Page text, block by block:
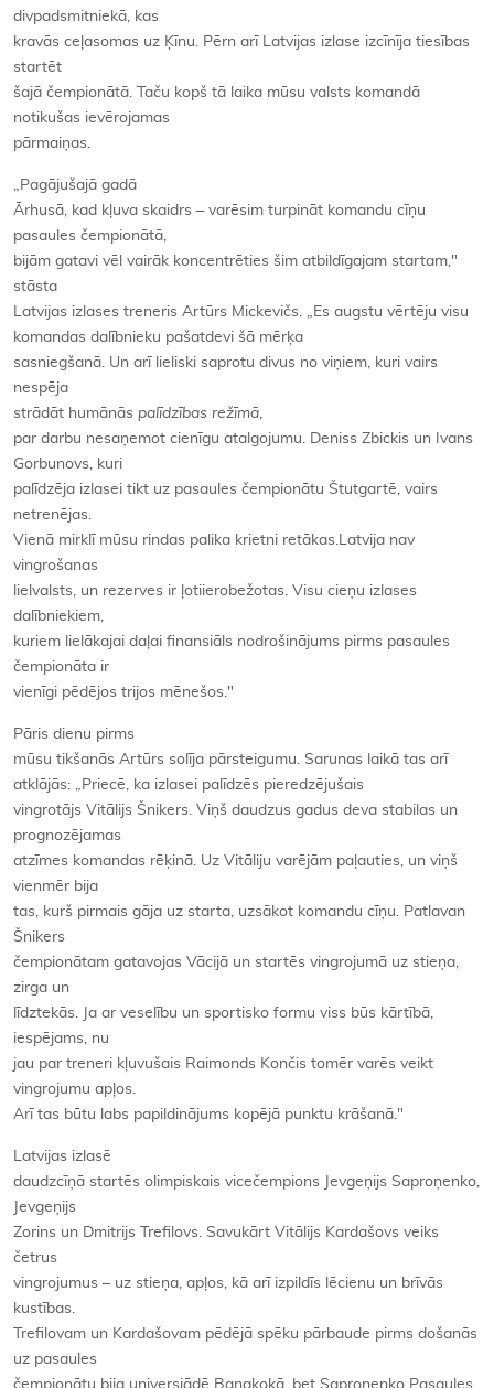
divpadsmitniekā, kas
kravās ceļasomas uz Ķīnu. Pērn arī Latvijas izlase izcīnīja tiesības
startēt
šajā čempionātā. Taču kopš tā laika mūsu valsts komandā
notikušas ievērojamas
pārmaiņas.
„Pagājušajā gadā
Ārhusā, kad kļuva skaidrs – varēsim turpināt komandu cīņu
pasaules čempionātā,
bijām gatavi vēl vairāk koncentrēties šim atbildīgajam startam,"
stāsta
Latvijas izlases treneris Artūrs Mickevičs. „Es augstu vērtēju visu
komandas dalībnieku pašatdevi šā mērķa
sasniegšanā. Un arī lieliski saprotu divus no viņiem, kuri vairs
nespēja
strādāt humānās palīdzības režīmā,
par darbu nesaņemot cienīgu atalgojumu. Deniss Zbickis un Ivans
Gorbunovs, kuri
palīdzēja izlasei tikt uz pasaules čempionātu Štutgartē, vairs
netrenējas.
Vienā mirklī mūsu rindas palika krietni retākas.Latvija nav
vingrošanas
lielvalsts, un rezerves ir ļotiierobežotas. Visu cieņu izlases
dalībniekiem,
kuriem lielākajai daļai finansiāls nodrošinājums pirms pasaules
čempionāta ir
vienīgi pēdējos trijos mēnešos."
Pāris dienu pirms
mūsu tikšanās Artūrs solīja pārsteigumu. Sarunas laikā tas arī
atklājās: „Priecē, ka izlasei palīdzēs pieredzējušais
vingrotājs Vitālijs Šnikers. Viņš daudzus gadus deva stabilas un
prognozējamas
atzīmes komandas rēķinā. Uz Vitāliju varējām paļauties, un viņš
vienmēr bija
tas, kurš pirmais gāja uz starta, uzsākot komandu cīņu. Patlavan
Šnikers
čempionātam gatavojas Vācijā un startēs vingrojumā uz stieņa,
zirga un
līdztekās. Ja ar veselību un sportisko formu viss būs kārtībā,
iespējams, nu
jau par treneri kļuvušais Raimonds Končis tomēr varēs veikt
vingrojumu apļos.
Arī tas būtu labs papildinājums kopējā punktu krāšanā."
Latvijas izlasē
daudzcīņā startēs olimpiskais vicečempions Jevgeņijs Saproņenko,
Jevgeņijs
Zorins un Dmitrijs Trefilovs. Savukārt Vitālijs Kardašovs veiks
četrus
vingrojumus – uz stieņa, apļos, kā arī izpildīs lēcienu un brīvās
kustības.
Trefilovam un Kardašovam pēdējā spēku pārbaude pirms došanās
uz pasaules
čempionātu bija universiādē Bangkokā, bet Saproņenko Pasaules